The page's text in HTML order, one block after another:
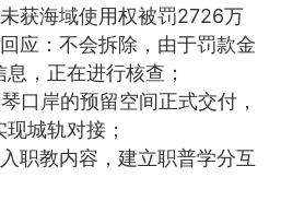
皇斯普拉雅
微晶溶斑术
加盟商
获海域使用权被罚2726万
应：不会拆除，由于罚款金
，正在进行核查；
口岸的预留空间正式交付，
城轨对接；
职教内容，建立职普学分互